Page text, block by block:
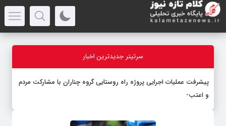
سرتیتر جدیدترین اخبار
پیشرفت عملیات اجرایی پروژه راه روستایی گروه چناران با مشارکت مردم
و اعتبارات د